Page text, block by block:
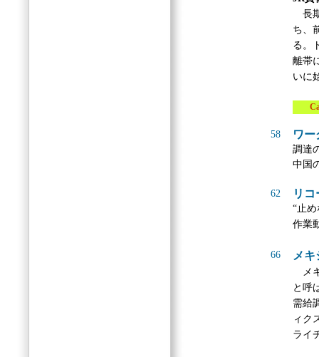
長
ち、
る。
離帯
いに
58 ワー
調達
中国
62 リ
“止
作業
66 メキ
メ
と呼
需給
ィク
ライ